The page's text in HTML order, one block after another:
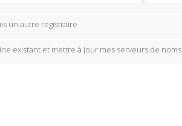
un autre registraire
existant et mettre à jour mes serveurs de noms